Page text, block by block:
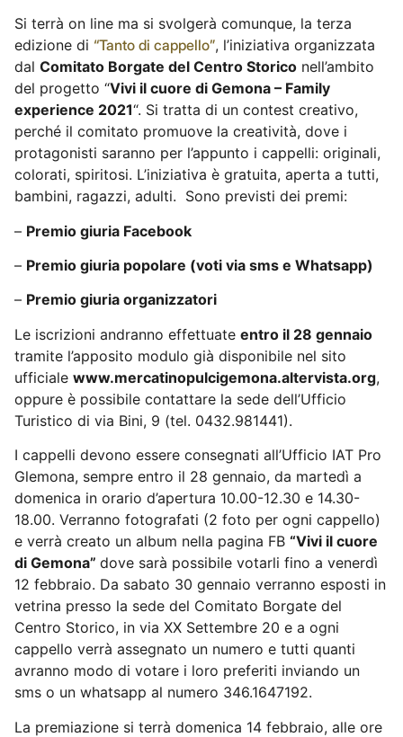
Si terrà on line ma si svolgerà comunque, la terza
edizione di “Tanto di cappello”, l’iniziativa organizzata
dal Comitato Borgate del Centro Storico nell’ambito
del progetto “Vivi il cuore di Gemona – Family
experience 2021“. Si tratta di un contest creativo,
perché il comitato promuove la creatività, dove i
protagonisti saranno per l’appunto i cappelli: originali,
colorati, spiritosi. L’iniziativa è gratuita, aperta a tutti,
bambini, ragazzi, adulti. Sono previsti dei premi:
– Premio giuria Facebook
– Premio giuria popolare (voti via sms e Whatsapp)
– Premio giuria organizzatori
Le iscrizioni andranno effettuate entro il 28 gennaio
tramite l’apposito modulo già disponibile nel sito
ufficiale www.mercatinopulcigemona.altervista.org,
oppure è possibile contattare la sede dell’Ufficio
Turistico di via Bini, 9 (tel. 0432.981441).
I cappelli devono essere consegnati all’Ufficio IAT Pro
Glemona, sempre entro il 28 gennaio, da martedì a
domenica in orario d’apertura 10.00-12.30 e 14.30-
18.00. Verranno fotografati (2 foto per ogni cappello)
e verrà creato un album nella pagina FB “Vivi il cuore
di Gemona” dove sarà possibile votarli fino a venerdì
12 febbraio. Da sabato 30 gennaio verranno esposti in
vetrina presso la sede del Comitato Borgate del
Centro Storico, in via XX Settembre 20 e a ogni
cappello verrà assegnato un numero e tutti quanti
avranno modo di votare i loro preferiti inviando un
sms o un whatsapp al numero 346.1647192.
La premiazione si terrà domenica 14 febbraio, alle ore